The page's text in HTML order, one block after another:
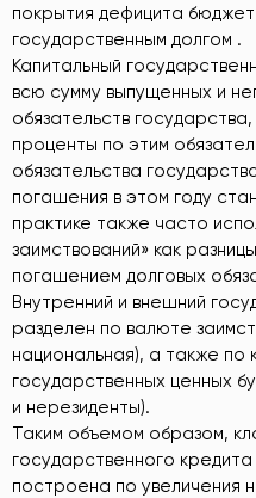
покрытия дефицита
государственным долгом .
Капитальный
всю сумму выпущенных и
обязательств
проценты по этим
обязательства
погашения в этом году
практике также часто
заимствований» как
погашением долговых
Внутренний и внешний
разделен по валюте
национальная), а также по
государственных ценных
и нерезиденты).
Таким объемом образом,
государственного
построена по увеличения